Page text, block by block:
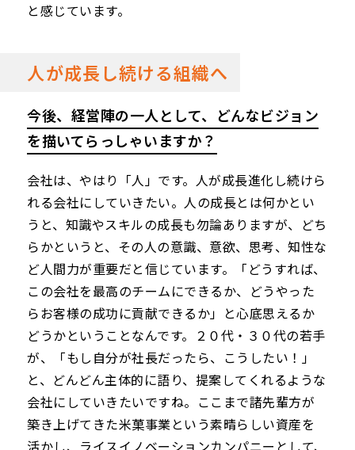
と感じています。
人が成長し続ける組織へ
今後、経営陣の一人として、どんなビジョン
を描いてらっしゃいますか？
会社は、やはり「人」です。人が成長進化し続けら
れる会社にしていきたい。人の成長とは何かとい
うと、知識やスキルの成長も勿論ありますが、どち
らかというと、その人の意識、意欲、思考、知性な
ど人間力が重要だと信じています。「どうすれば、
この会社を最高のチームにできるか、どうやった
らお客様の成功に貢献できるか」と心底思えるか
どうかということなんです。２０代・３０代の若手
が、「もし自分が社長だったら、こうしたい！」
と、どんどん主体的に語り、提案してくれるような
会社にしていきたいですね。ここまで諸先輩方が
築き上げてきた米菓事業という素晴らしい資産を